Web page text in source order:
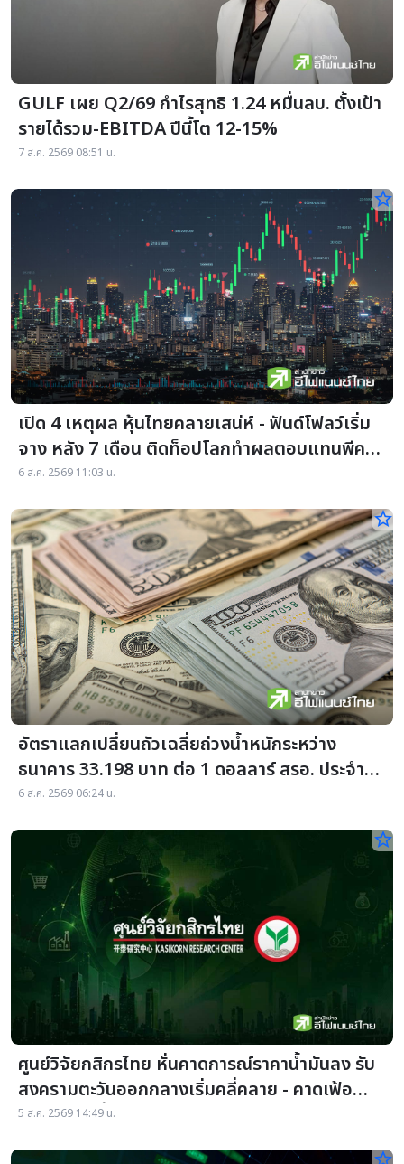
GULF เผย Q2/69 กำไรสุทธิ 1.24 หมื่นลบ. ตั้งเป้า
รายได้รวม-EBITDA ปีนี้โต 12-15%
7 ส.ค. 2569 08:51 น.
star_border
เปิด 4 เหตุผล หุ้นไทยคลายเสน่ห์ - ฟันด์โฟลว์เริ่ม
จาง หลัง 7 เดือน ติดท็อปโลกทำผลตอบแทนพีคถึง
29%
6 ส.ค. 2569 11:03 น.
star_border
อัตราแลกเปลี่ยนถัวเฉลี่ยถ่วงน้ำหนักระหว่าง
ธนาคาร 33.198 บาท ต่อ 1 ดอลลาร์ สรอ. ประจำวัน
ที่ 05 สิงหาคม 2569
6 ส.ค. 2569 06:24 น.
star_border
ศูนย์วิจัยกสิกรไทย หั่นคาดการณ์ราคาน้ำมันลง รับ
สงครามตะวันออกกลางเริ่มคลี่คลาย - คาดเฟ้อ
ทั่วไปไทยปีนี้ชะลอตัว
5 ส.ค. 2569 14:49 น.
star_border